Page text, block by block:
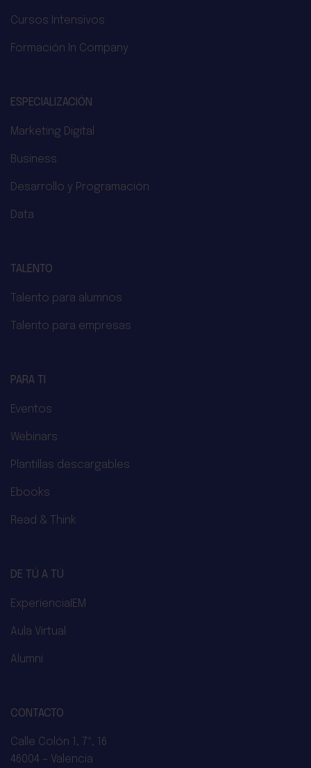
Cursos Intensivos
Formación In Company
ESPECIALIZACIÓN
Marketing Digital
Business
Desarrollo y Programación
Data
TALENTO
Talento para alumnos
Talento para empresas
PARA TI
Eventos
Webinars
Plantillas descargables
Ebooks
Read & Think
DE TÚ A TÚ
ExperienciaIEM
Aula Virtual
Alumni
CONTACTO
Calle Colón 1, 7ª, 16
46004 – Valencia